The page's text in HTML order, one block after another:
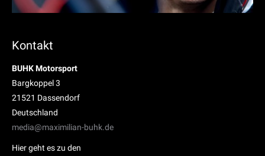
Kontakt
BUHK Motorsport
Bargkoppel 3
21521 Dassendorf
Deutschland
media@maximilian-buhk.de
Hier geht es zu den